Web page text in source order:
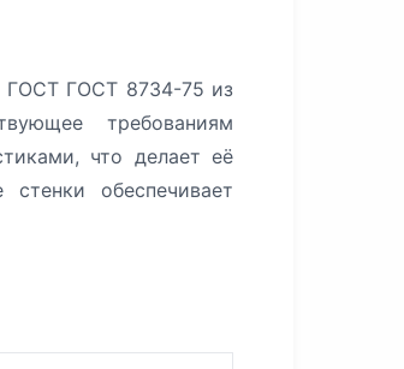
ГОСТ ГОСТ 8734-75 из
требованиям
что делает её
обеспечивает